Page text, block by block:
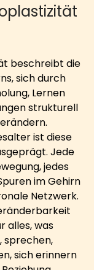
beschreibt die
sich durch
Lernen
strukturell
ist diese
Jede
jedes
im Gehirn
Netzwerk.
alles, was
sprechen,
sich erinnern